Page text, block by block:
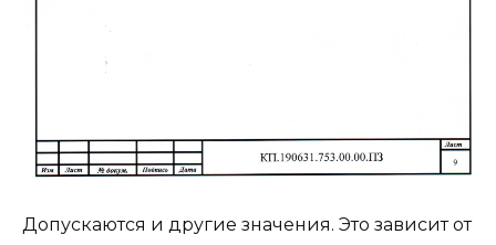
Допускаются и другие значения. Это зависит от